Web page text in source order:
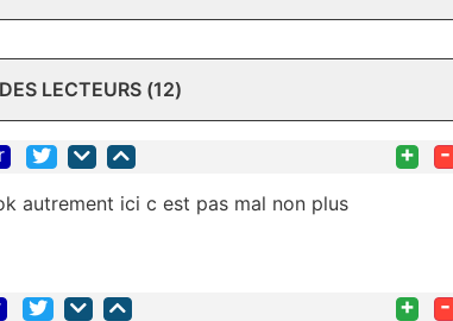
LECTEURS (12)
+ -
autrement ici c est pas mal non plus
+ -